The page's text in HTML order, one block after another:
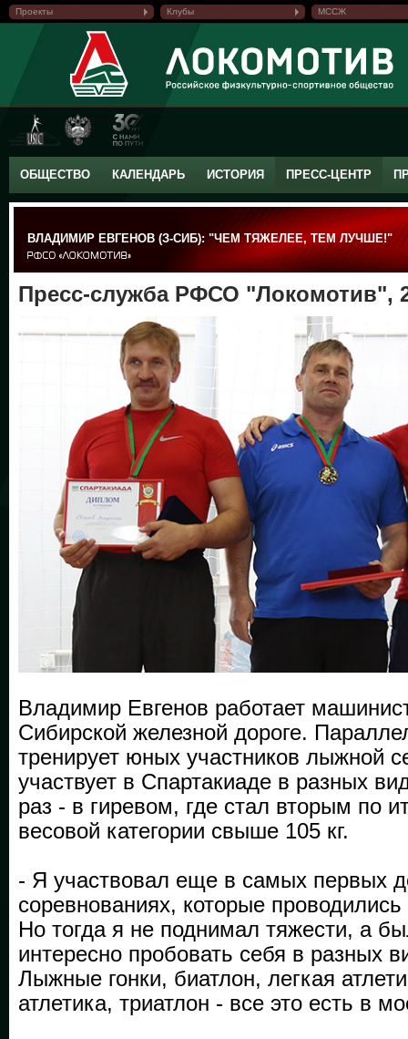
Проекты Клубы МССЖ
ОБЩЕСТВО КАЛЕНДАРЬ ИСТОРИЯ ПРЕСС-ЦЕНТР
ВЛАДИМИР ЕВГЕНОВ (З-СИБ): "ЧЕМ ТЯЖЕЛЕЕ, ТЕМ ЛУЧШЕ!"
Пресс-служба РФСО "Локомотив",
Владимир Евгенов работает
Сибирской железной дороге.
тренирует юных участников лыжной
участвует в Спартакиаде в разных
раз - в гиревом, где стал вторым по
весовой категории свыше 105 кг.
- Я участвовал еще в самых первых
соревнованиях, которые
Но тогда я не поднимал тяжести, а
интересно пробовать себя в разных
Лыжные гонки, биатлон, легкая
атлетика, триатлон - все это есть в